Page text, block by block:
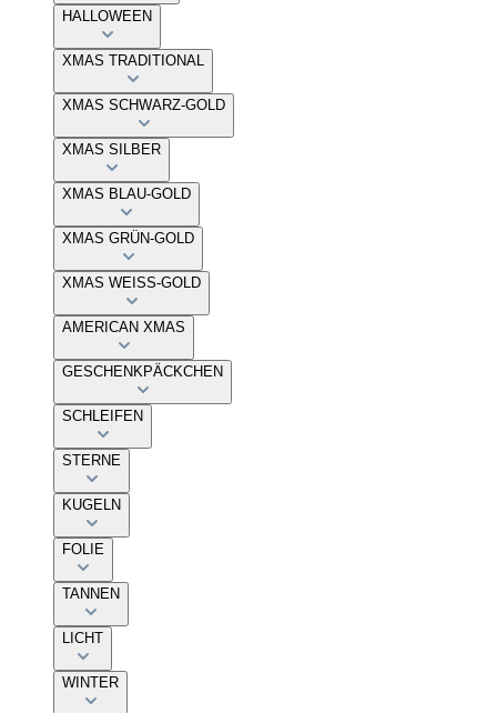
HALLOWEEN
XMAS TRADITIONAL
XMAS SCHWARZ-GOLD
XMAS SILBER
XMAS BLAU-GOLD
XMAS GRÜN-GOLD
XMAS WEISS-GOLD
AMERICAN XMAS
GESCHENKPÄCKCHEN
SCHLEIFEN
STERNE
KUGELN
FOLIE
TANNEN
LICHT
WINTER